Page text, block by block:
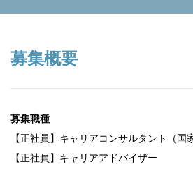
募集概要
募集職種
【正社員】キャリアコンサルタント（国
【正社員】キャリアアドバイザー